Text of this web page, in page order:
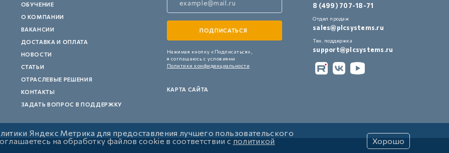
ОБУЧЕНИЕ
О КОМПАНИИ
ВАКАНСИИ
ДОСТАВКА И ОПЛАТА
НОВОСТИ
СТАТЬИ
ОТРАСЛЕВЫЕ РЕШЕНИЯ
КОНТАКТЫ
ЗАДАТЬ ВОПРОС В ПОДДЕРЖКУ
Нажимая кнопку «Подписаться»,
я соглашаюсь с условиями
Политики конфиденциальности
КАРТА САЙТА
8 (499) 707-18-71
Отдел продаж
sales@plcsystems.ru
Тех. поддержка
support@plcsystems.ru
Яндекс Метрика для предоставления лучшего пользовательского
на обработку файлов cookie в соответствии с политикой
Хорошо